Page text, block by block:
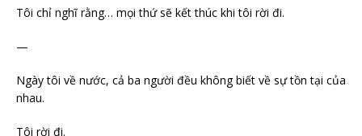
Tôi chỉ nghĩ rằng… mọi thứ sẽ kết thúc khi tôi rời đi.
—
Ngày tôi về nước, cả ba người đều không biết về sự tồn tại của
nhau.
Tôi rời đi.